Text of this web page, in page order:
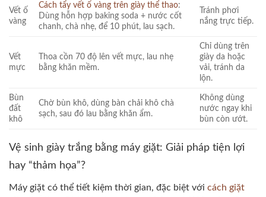
Vết ố
vàng
Cách tẩy vết ố vàng trên giày thể thao:
Dùng hỗn hợp baking soda + nước cốt
chanh, chà nhẹ, để 10 phút, lau sạch.
Tránh phơi
nắng trực tiếp.
Vết
mực
Thoa cồn 70 độ lên vết mực, lau nhẹ
bằng khăn mềm.
Chỉ dùng trên
giày da hoặc
vải, tránh da
lộn.
Bùn
đất
khô
Chờ bùn khô, dùng bàn chải khô chà
sạch, sau đó lau bằng khăn ẩm.
Không dùng
nước ngay khi
bùn còn ướt.
Vệ sinh giày trắng bằng máy giặt: Giải pháp tiện lợi
hay “thảm họa”?
Máy giặt có thể tiết kiệm thời gian, đặc biệt với cách giặt